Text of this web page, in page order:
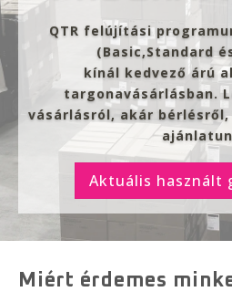
QTR felújítási
(Basic,Standard
kínál kedvező árú
targonavásárlásban.
vásárlásról, akár
Aktuális használt
Miért érdemes